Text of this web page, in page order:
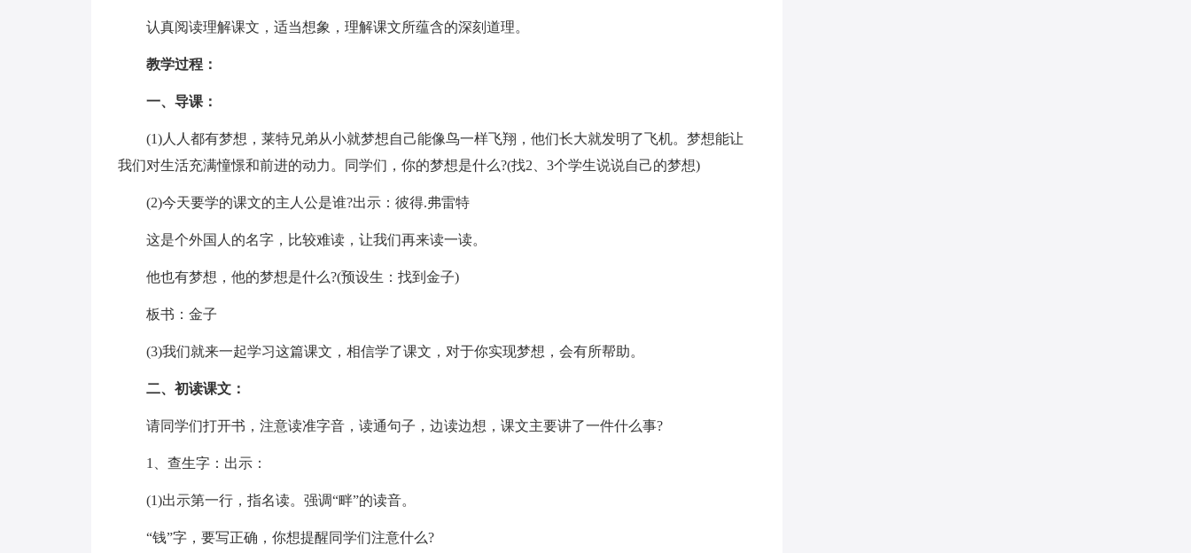
认真阅读理解课文，适当想象，理解课文所蕴含的深刻道理。
教学过程：
一、导课：
(1)人人都有梦想，莱特兄弟从小就梦想自己能像鸟一样飞翔，他们长大就发明了飞机。梦想能让
我们对生活充满憧憬和前进的动力。同学们，你的梦想是什么?(找2、3个学生说说自己的梦想)
(2)今天要学的课文的主人公是谁?出示：彼得.弗雷特
这是个外国人的名字，比较难读，让我们再来读一读。
他也有梦想，他的梦想是什么?(预设生：找到金子)
板书：金子
(3)我们就来一起学习这篇课文，相信学了课文，对于你实现梦想，会有所帮助。
二、初读课文：
请同学们打开书，注意读准字音，读通句子，边读边想，课文主要讲了一件什么事?
1、查生字：出示：
(1)出示第一行，指名读。强调“畔”的读音。
“钱”字，要写正确，你想提醒同学们注意什么?